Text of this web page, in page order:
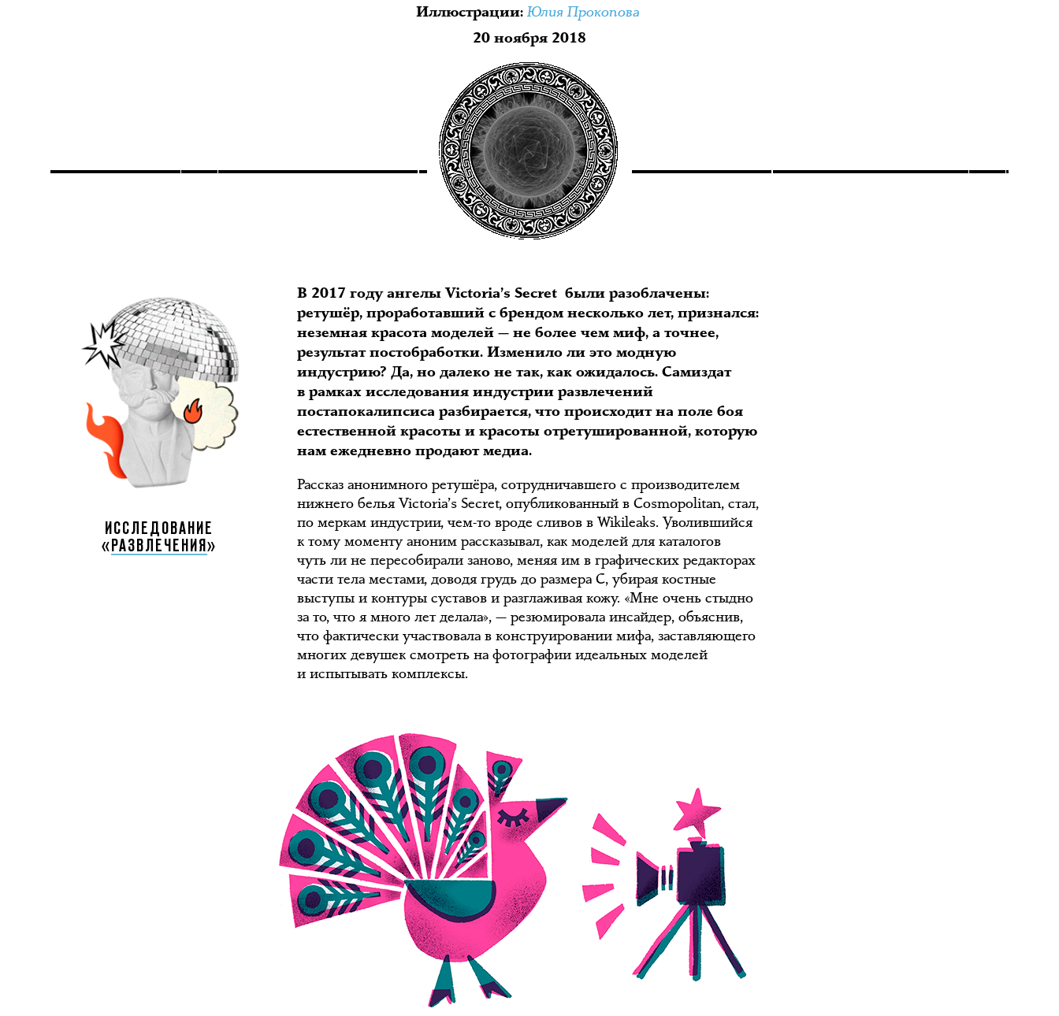
Иллюстрации:Юлия Прокопова
20 ноября 2018
ИССЛЕДОВАНИЕ
« РАЗВЛЕЧЕНИЯ»
В 2017 году ангелы Victoria’s Secret были разоблачены:
ретушёр, проработавший с брендом несколько лет, признался:
неземная красота моделей — не более чем миф, а точнее,
результат постобработки. Изменило ли это модную
индустрию? Да, но далеко не так, как ожидалось. Самиздат
в рамках исследования индустрии развлечений
постапокалипсиса разбирается, что происходит на поле боя
естественной красоты и красоты отретушированной, которую
нам ежедневно продают медиа.
Рассказ анонимного ретушёра, сотрудничавшего с производителем
нижнего белья Victoria’s Secret, опубликованный в Cosmopolitan, стал,
по меркам индустрии, чем-то вроде сливов в Wikileaks. Уволившийся
к тому моменту аноним рассказывал, как моделей для каталогов
чуть ли не пересобирали заново, меняя им в графических редакторах
части тела местами, доводя грудь до размера C, убирая костные
выступы и контуры суставов и разглаживая кожу. «Мне очень стыдно
за то, что я много лет делала», — резюмировала инсайдер, объяснив,
что фактически участвовала в конструировании мифа, заставляющего
многих девушек смотреть на фотографии идеальных моделей
и испытывать комплексы.